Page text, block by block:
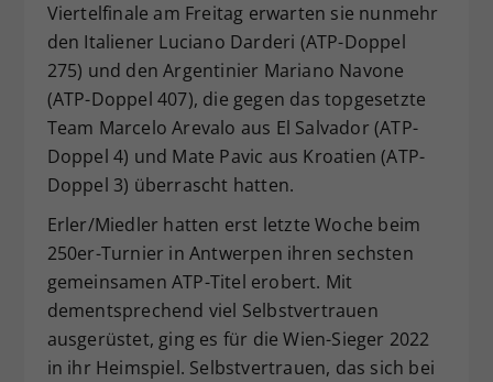
Viertelfinale am Freitag erwarten sie nunmehr
den Italiener Luciano Darderi (ATP-Doppel
275) und den Argentinier Mariano Navone
(ATP-Doppel 407), die gegen das topgesetzte
Team Marcelo Arevalo aus El Salvador (ATP-
Doppel 4) und Mate Pavic aus Kroatien (ATP-
Doppel 3) überrascht hatten.
Erler/Miedler hatten erst letzte Woche beim
250er-Turnier in Antwerpen ihren sechsten
gemeinsamen ATP-Titel erobert. Mit
dementsprechend viel Selbstvertrauen
ausgerüstet, ging es für die Wien-Sieger 2022
in ihr Heimspiel. Selbstvertrauen, das sich bei